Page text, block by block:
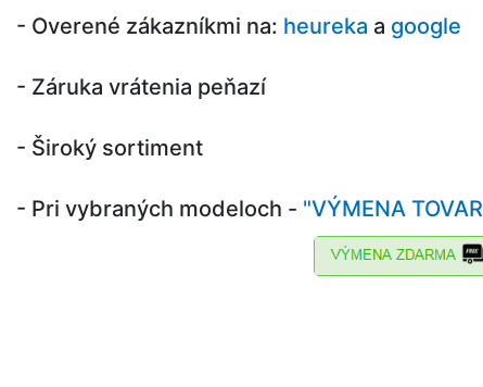
- Overené zákazníkmi na: heureka a google
- Záruka vrátenia peňazí
- Široký sortiment
- Pri vybraných modeloch - "VÝMENA